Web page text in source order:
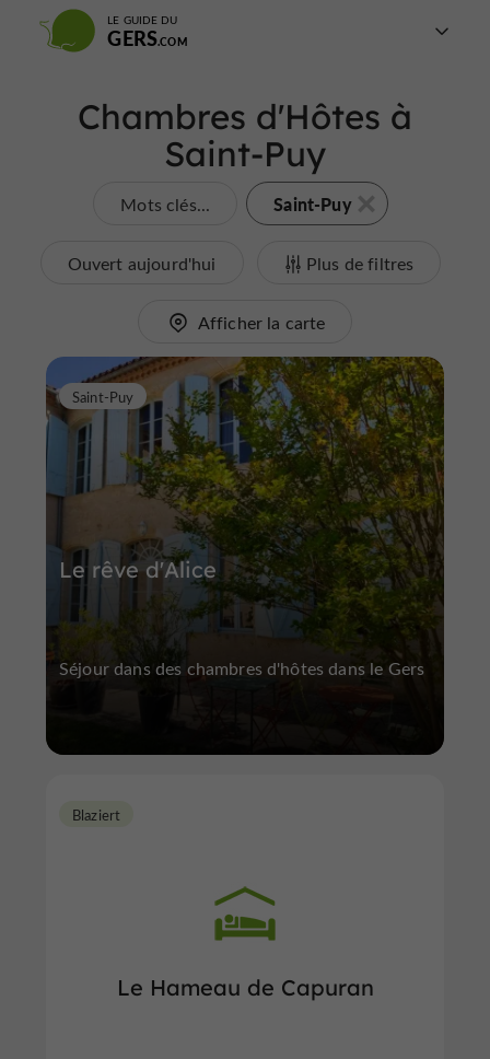
LE GUIDE DU
GERS
Chambres d'Hôtes à
Saint-Puy
Mots clés... Saint-Puy
Ouvert aujourd'hui Plus de filtres
Afficher la carte
Le rêve d'Alice
Saint-Puy
Séjour dans des chambres d'hôtes dans le Gers
Le Hameau de Capuran
Blaziert